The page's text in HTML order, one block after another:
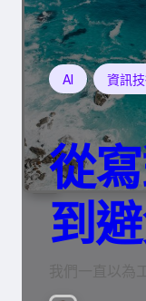
AI 資訊
從
到
策